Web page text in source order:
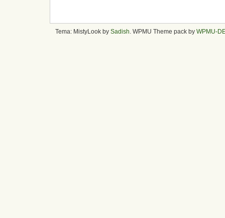
Tema: MistyLook by Sadish . WPMU Theme pack by WPMU-